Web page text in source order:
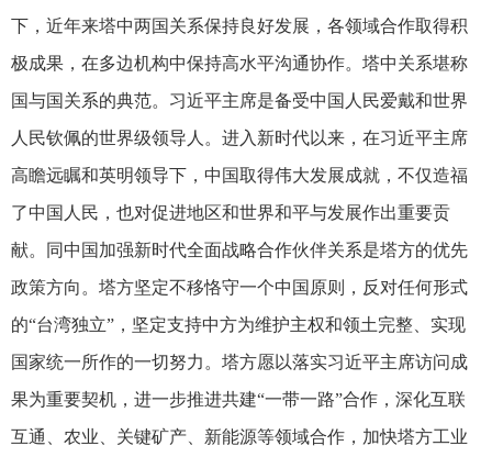
下，近年来塔中两国关系保持良好发展，各领域合作取得积
极成果，在多边机构中保持高水平沟通协作。塔中关系堪称
国与国关系的典范。习近平主席是备受中国人民爱戴和世界
人民钦佩的世界级领导人。进入新时代以来，在习近平主席
高瞻远瞩和英明领导下，中国取得伟大发展成就，不仅造福
了中国人民，也对促进地区和世界和平与发展作出重要贡
献。同中国加强新时代全面战略合作伙伴关系是塔方的优先
政策方向。塔方坚定不移恪守一个中国原则，反对任何形式
的“台湾独立”，坚定支持中方为维护主权和领土完整、实现
国家统一所作的一切努力。塔方愿以落实习近平主席访问成
果为重要契机，进一步推进共建“一带一路”合作，深化互联
互通、农业、关键矿产、新能源等领域合作，加快塔方工业